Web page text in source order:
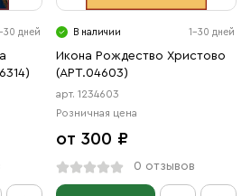
30 дней В наличии 1-30 дней
Икона Рождество Христово
(АРТ.04603)
арт. 1234603
Розничная цена
от 300 ₽
0 отзывов